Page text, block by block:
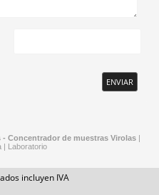
ENVIAR
Concentrador de muestras Virolas|
| Laboratorio
incluyen IVA